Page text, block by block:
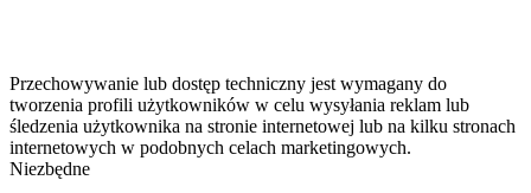
Przechowywanie lub dostęp techniczny jest wymagany do
tworzenia profili użytkowników w celu wysyłania reklam lub
śledzenia użytkownika na stronie internetowej lub na kilku stronach
internetowych w podobnych celach marketingowych.
Niezbędne